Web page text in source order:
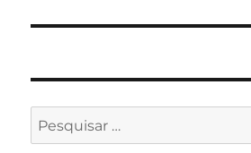
Pesquisar
por: